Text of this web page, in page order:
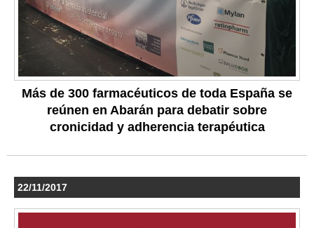
Más de 300 farmacéuticos de toda España se
reúnen en Abarán para debatir sobre
cronicidad y adherencia terapéutica
22/11/2017